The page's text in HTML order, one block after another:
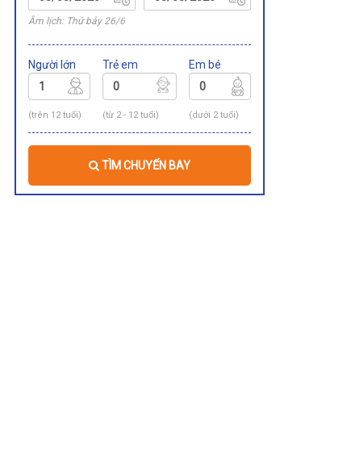
Âm lịch: Thứ bảy 26/6
Người lớn
(trên 12 tuổi)
Trẻ em
(từ 2 - 12 tuổi)
Em bé
(dưới 2 tuổi)
TÌM CHUYẾN BAY